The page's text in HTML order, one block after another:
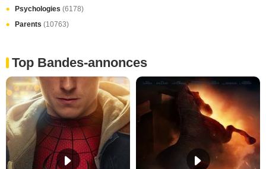
Psychologies (6178)
Parents (10763)
Top Bandes-annonces